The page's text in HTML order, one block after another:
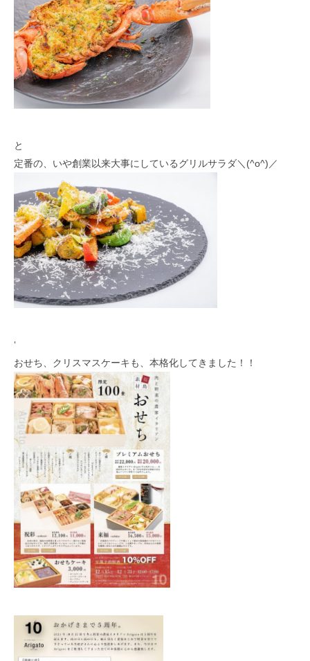
と
定番の、いや創業以来大事にしているグリルサラダ＼(^o^)／
‘
おせち、クリスマスケーキも、本格化してきました！！